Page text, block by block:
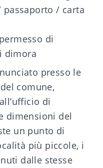
/ carta
di
dimora
presso le
comune,
di
dimensioni del
un punto di
più piccole, i
dalle stesse